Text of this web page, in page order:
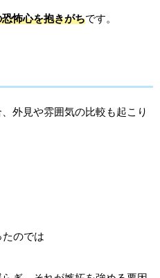
怖心を抱きがちです。
外見や雰囲気の比較も起こり
のでは